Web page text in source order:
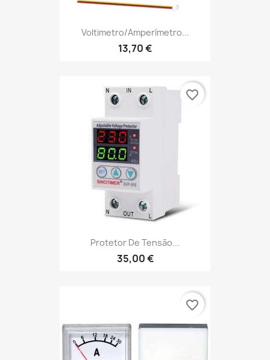
Voltimetro/Amperímetro...
13,70 €
Protetor De Tensão...
35,00 €
favorite_border
favorite_border